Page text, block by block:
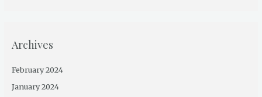
Archives
February 2024
January 2024